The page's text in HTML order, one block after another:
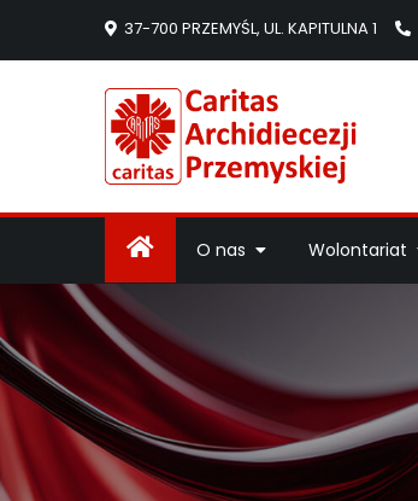
37-700 PRZEMYŚL, UL. KAPITULNA 1
O nas Wolontariat